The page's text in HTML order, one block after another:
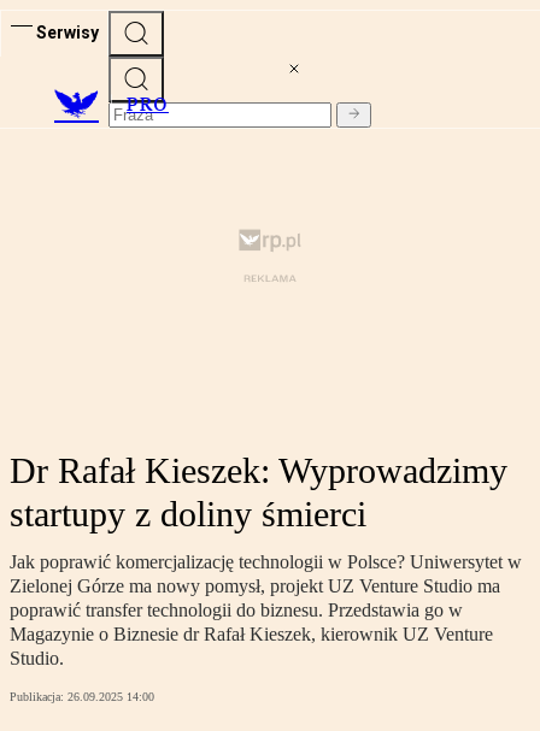
Serwisy
PRO
Dr Rafał Kieszek: Wyprowadzimy
startupy z doliny śmierci
Jak poprawić komercjalizację technologii w Polsce? Uniwersytet w
Zielonej Górze ma nowy pomysł, projekt UZ Venture Studio ma
poprawić transfer technologii do biznesu. Przedstawia go w
Magazynie o Biznesie dr Rafał Kieszek, kierownik UZ Venture
Studio.
Publikacja: 26.09.2025 14:00